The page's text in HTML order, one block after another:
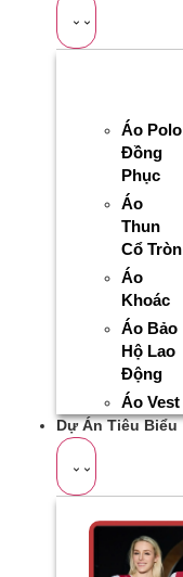
Áo Polo
Đồng
Phục
Áo
Thun
Cổ Tròn
Áo
Khoác
Áo Bảo
Hộ Lao
Động
Áo Vest
Dự Án Tiêu Biểu